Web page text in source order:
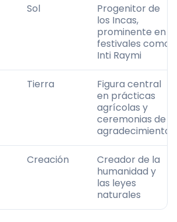
Sol
Progenitor de
los Incas,
prominente en
festivales como
Inti Raymi
Tierra
Figura central
en prácticas
agrícolas y
ceremonias de
agradecimiento
Creación
Creador de la
humanidad y
las leyes
naturales